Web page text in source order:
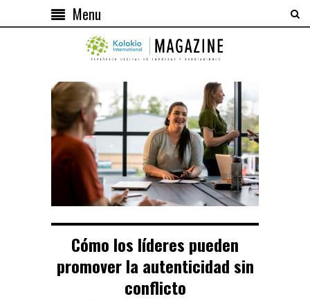
Menu
Cómo los líderes pueden
promover la autenticidad sin
conflicto